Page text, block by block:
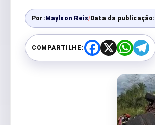
Por:Maylson Reis/Data da publicação:
COMPARTILHE:
F
a
X
W
h
t
s
A
p
p
T
e
e
g
r
a
m